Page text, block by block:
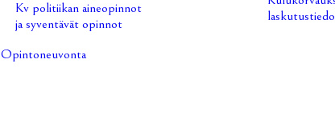
Kv politiikan aineopinnot
ja syventävät opinnot
Opintoneuvonta